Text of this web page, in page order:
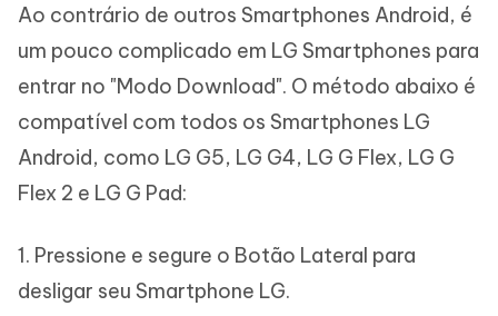
Ao contrário de outros Smartphones Android, é
um pouco complicado em LG Smartphones para
entrar no "Modo Download". O método abaixo é
compatível com todos os Smartphones LG
Android, como LG G5, LG G4, LG G Flex, LG G
Flex 2 e LG G Pad:
1. Pressione e segure o Botão Lateral para
desligar seu Smartphone LG.